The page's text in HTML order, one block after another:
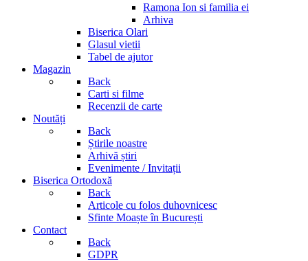
Ramona Ion si familia ei
Arhiva
Biserica Olari
Glasul vietii
Tabel de ajutor
Magazin
Back
Carti si filme
Recenzii de carte
Noutăți
Back
Știrile noastre
Arhivă știri
Evenimente / Invitații
Biserica Ortodoxă
Back
Articole cu folos duhovnicesc
Sfinte Moaște în București
Contact
Back
GDPR